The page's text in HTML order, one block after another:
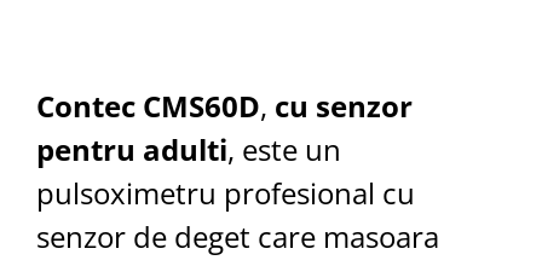
Contec CMS60D, cu senzor
pentru adulti, este un
pulsoximetru profesional cu
senzor de deget care masoara